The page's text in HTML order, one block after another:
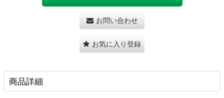
お問い合わせ
お気に入り登録
商品詳細